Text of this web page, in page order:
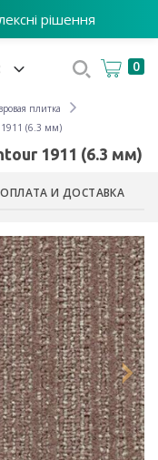
рішення
0
плитка
1911 (6.3 мм)
1911 (6.3 мм)
ОПЛАТА И ДОСТАВКА